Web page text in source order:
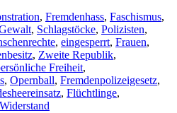
, Fremdenhass, Faschismus,
, Schlagstöcke, Polizisten,
, eingesperrt, Frauen,
, Zweite Republik,
Freiheit,
, Opernball, Fremdenpolizeigesetz,
, Flüchtlinge,
Widerstand